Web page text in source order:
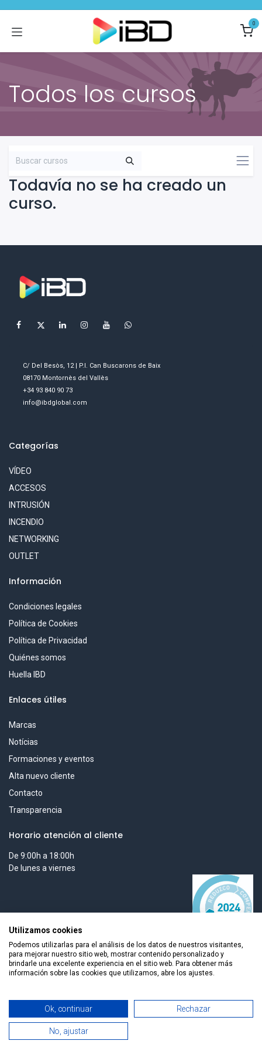
0
Todos los cursos
Todavía no se ha creado un
curso.
C/ Del Besòs, 12 | P.I. Can Buscarons de Baix
08170 Montornès del Vallès
+34 93 840 90 73
info@ibdglobal.com
Categorías
VÍDEO
ACCESOS
INTRUSIÓN
INCENDIO
NETWORKING
OUTLET
Información
Condiciones legales
Política de Cookies
Política de Privacidad
Quiénes somos
Huella IBD
Enlaces útiles
Marcas
Notícias
Formaciones y eventos
Alta nuevo cliente
Contacto
Transparencia
Horario atención al cliente
De 9:00h a 18:00h
De lunes a viernes
Todos los derechos reservados © 2026 Smart Tech Ibd Global
Solutions, S.L.
Español
Utilizamos cookies
Podemos utilizarlas para el análisis de los datos de nuestros visitantes,
para mejorar nuestro sitio web, mostrar contenido personalizado y
brindarle una excelente experiencia en el sitio web. Para obtener más
información sobre las cookies que utilizamos, abre los ajustes.
Ok, continuar Rechazar
No, ajustar